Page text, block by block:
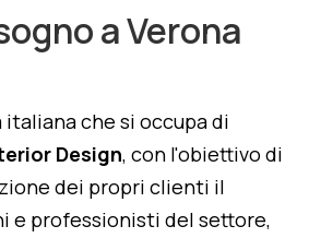
a Verona
italiana che si occupa di
Design, con l'obiettivo di
dei propri clienti il
e professionisti del settore,